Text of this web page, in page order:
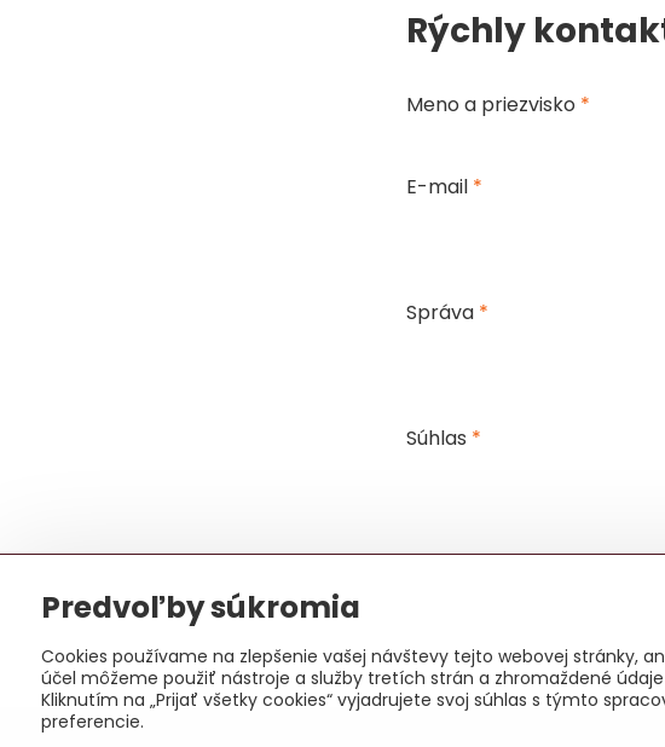
Rýchly
Meno a priezvisko *
E-mail *
Správa *
Súhlas *
Predvoľby súkromia
Cookies používame na zlepšenie vašej návštevy tejto webovej stránky,
účel môžeme použiť nástroje a služby tretích strán a zhromaždené
Kliknutím na „Prijať všetky cookies“ vyjadrujete svoj súhlas s týmto
preferencie.